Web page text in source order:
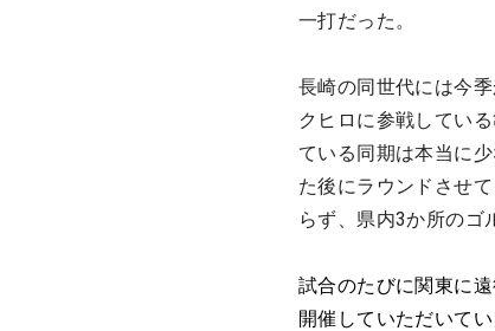
一打だった。
長崎の同世代には今
クヒロに参戦してい
ている同期は本当に
た後にラウンドさせ
らず、県内3か所のゴ
試合のたびに関東に
開催していただいて